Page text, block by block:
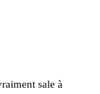
sale à